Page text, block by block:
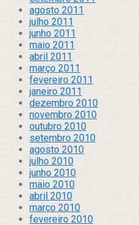
agosto 2011
julho 2011
junho 2011
maio 2011
abril 2011
março 2011
fevereiro 2011
janeiro 2011
dezembro 2010
novembro 2010
outubro 2010
setembro 2010
agosto 2010
julho 2010
junho 2010
maio 2010
abril 2010
março 2010
fevereiro 2010